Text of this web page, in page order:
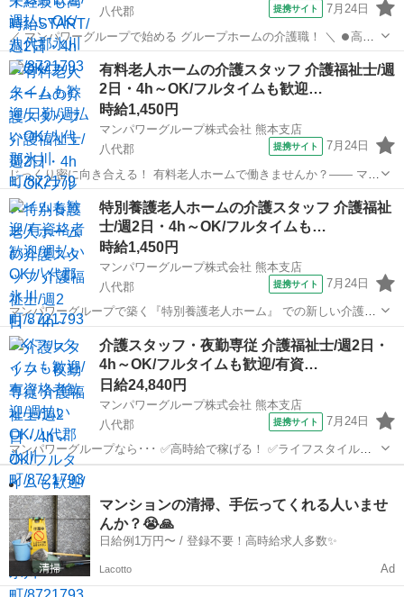
八代郡
提携サイト 7月24日
／ マンパワーグループで始める グループホームの介護職！ ＼ ⏺️高時
給で稼げる！ ⏺️ライフスタイルに合わせて働ける！ ⏺️資格取得支援な
ど福利厚生充実！ ⏺️大手なので安定性抜群！ ...
熊本 八代郡 医療
有料老人ホームの介護スタッフ 介護福祉士/週
2日・4h～OK/フルタイムも歓迎…
時給1,450円
マンパワーグループ株式会社 熊本支店
八代郡
提携サイト 7月24日
じっくり密に向き合える！ 有料老人ホームで働きませんか？―― マン
パワーグループなら... ✨高時給で稼げる！ ✨ライフスタイルに合わせ
て働ける！ ✨資格取得支援など福利厚生充実！ ✨大手なので...
熊本 八代郡 医療
特別養護老人ホームの介護スタッフ 介護福祉
士/週2日・4h～OK/フルタイムも…
時給1,450円
マンパワーグループ株式会社 熊本支店
八代郡
提携サイト 7月24日
マンパワーグループで築く『特別養護老人ホーム』 での新しい介護キ
ャリア◎ 安心＆安定のワケは・・・ ✅️高時給で稼げて収入安定！ ✅️ラ
イフスタイルに合わせて働ける！ ✅️福利厚生充実！（資格取得支...
熊本 八代郡 医療
介護スタッフ・夜勤専従 介護福祉士/週2日・
4h～OK/フルタイムも歓迎/有資…
日給24,840円
マンパワーグループ株式会社 熊本支店
八代郡
提携サイト 7月24日
マンパワーグループなら･･･ ✅️高時給で稼げる！ ✅️ライフスタイルに
合わせて働ける！ ✅️資格取得支援など福利厚生充実！ ✅️大手なので安
熊本 八代郡
マンションの清掃、手伝ってくれる人いませ
んか？😭🙏
日給例1万円〜 / 登録不要！高時給求人多数✨
Lacotto Ad